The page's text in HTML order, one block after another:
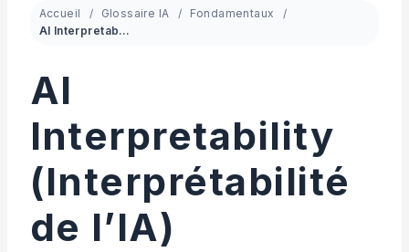
Accueil Glossaire IA
Fondamentaux
AI Interpretability (Interprétabilité de l’IA)
AI
Interpretability
(Interprétabilité
de l’IA)